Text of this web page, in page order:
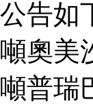
公告如
噸奧美
噸普瑞